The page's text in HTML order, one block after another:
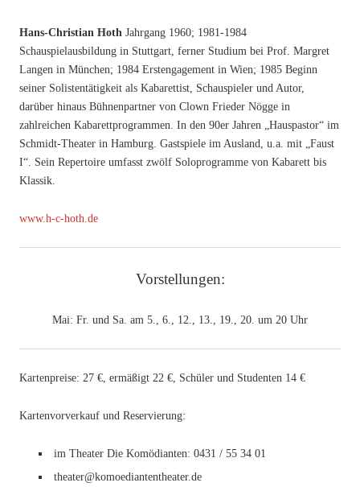
Hans-Christian Hoth Jahrgang 1960; 1981-1984
Schauspielausbildung in Stuttgart, ferner Studium bei Prof. Margret
Langen in München; 1984 Erstengagement in Wien; 1985 Beginn
seiner Solistentätigkeit als Kabarettist, Schauspieler und Autor,
darüber hinaus Bühnenpartner von Clown Frieder Nögge in
zahlreichen Kabarettprogrammen. In den 90er Jahren „Hauspastor“ im
Schmidt-Theater in Hamburg. Gastspiele im Ausland, u.a. mit „Faust
I“. Sein Repertoire umfasst zwölf Soloprogramme von Kabarett bis
Klassik.
www.h-c-hoth.de
Vorstellungen:
Mai: Fr. und Sa. am 5., 6., 12., 13., 19., 20. um 20 Uhr
Kartenpreise: 27 €, ermäßigt 22 €, Schüler und Studenten 14 €
Kartenvorverkauf und Reservierung:
im Theater Die Komödianten: 0431 / 55 34 01
theater@komoediantentheater.de